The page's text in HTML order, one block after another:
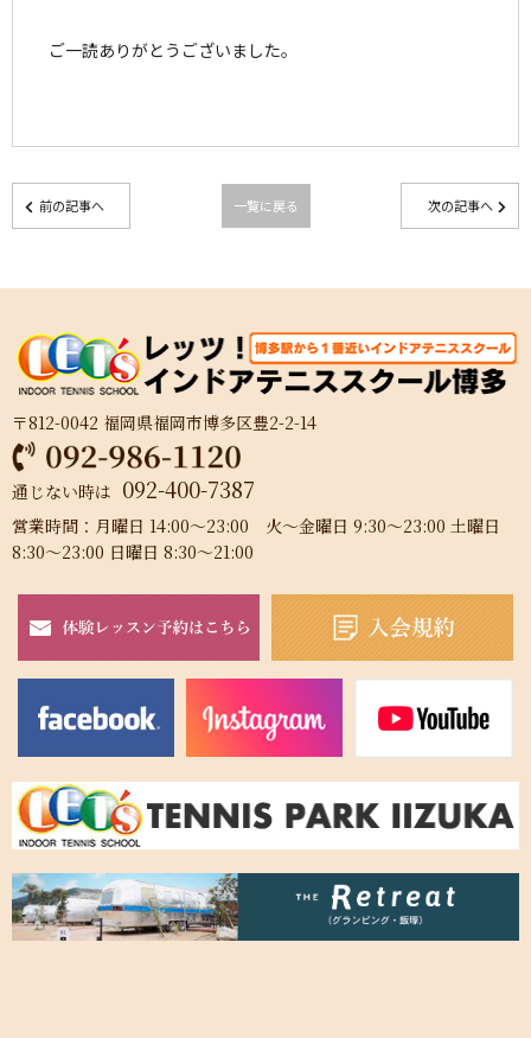
ご一読ありがとうございました。
前の記事へ 一覧に戻る 次の記事へ
〒812-0042 福岡県福岡市博多区豊2-2-14
通じない時は 092-400-7387
営業時間：月曜日 14:00～23:00 火～金曜日 9:30～23:00 土曜日
8:30～23:00 日曜日 8:30～21:00